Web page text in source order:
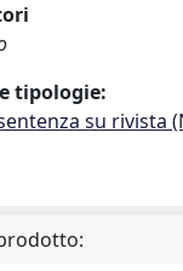
tipologie:
su rivista